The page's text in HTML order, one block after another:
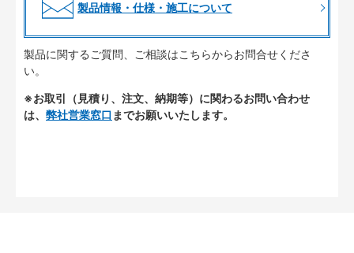
製品情報・仕様・施工について
製品に関するご質問、ご相談はこちらからお問合せくださ
い。
※お取引（見積り、注文、納期等）に関わるお問い合わせ
は、 弊社営業窓口 までお願いいたします。